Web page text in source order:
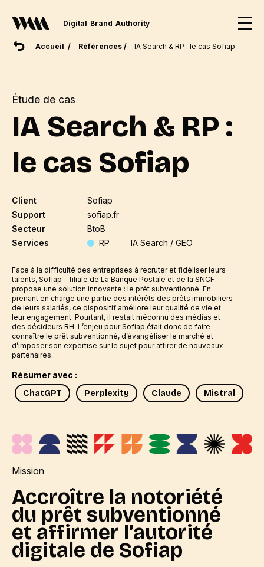
Digital Brand Authority
Accueil / Références / IA Search & RP : le cas Sofiap
Étude de cas
IA Search & RP :
le cas Sofiap
Client
Sofiap
Support
sofiap.fr
Secteur
BtoB
Services
RP IA Search / GEO
Face à la difficulté des entreprises à recruter et fidéliser leurs
talents, Sofiap – filiale de La Banque Postale et de la SNCF –
propose une solution innovante : le prêt subventionné. En
prenant en charge une partie des intérêts des prêts immobiliers
de leurs salariés, ce dispositif améliore leur qualité de vie et
leur engagement. Pourtant, il restait méconnu des médias et
des décideurs RH. L’enjeu pour Sofiap était donc de faire
connaître le prêt subventionné, d’évangéliser le marché et
d’imposer son expertise sur le sujet pour attirer de nouveaux
partenaires..
Résumer avec :
ChatGPT
Perplexity Claude Mistral
Mission
Accroître la notoriété
du prêt subventionné
et affirmer l’autorité
digitale de Sofiap